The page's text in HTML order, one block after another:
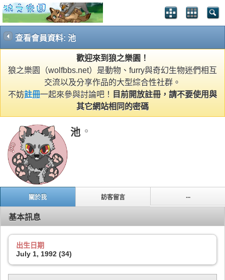
查看會員資料: 池
歡迎來到狼之樂園！
狼之樂園（wolfbbs.net）是動物、furry與奇幻生物迷們相互
交流以及分享作品的大型綜合性社群。
不妨註冊一起來參與討論吧！
目前開放註冊，請不要使用與
其它網站相同的密碼
池
關於我 訪客留言 ...
基本訊息
出生日期
July 1, 1992 (34)